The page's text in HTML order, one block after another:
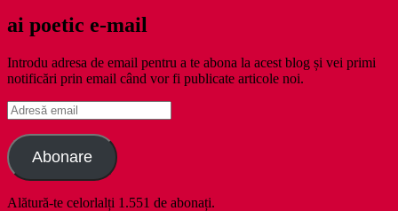
ai poetic e-mail
Introdu adresa de email pentru a te abona la acest blog și vei primi
notificări prin email când vor fi publicate articole noi.
Adresă
email
Abonare
Alătură-te celorlalți 1.551 de abonați.